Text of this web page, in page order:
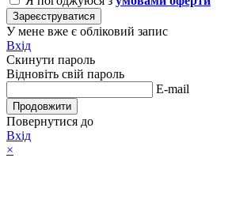
Зареєструватися
У мене вже є обліковий запис
Вхід
Скинути пароль
Відновіть свій пароль
E-mail
Продовжити
Повернутися до
Вхід
×